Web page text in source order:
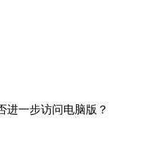
进一步访问电脑版？